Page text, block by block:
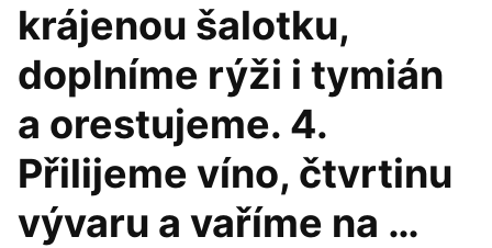
krájenou šalotku,
doplníme rýži i tymián
a orestujeme. 4.
Přilijeme víno, čtvrtinu
vývaru a vaříme na …